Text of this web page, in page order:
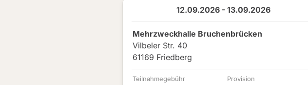
12.09.2026 - 13.09.2026
Mehrzweckhalle Bruchenbrücken
Vilbeler Str. 40
61169 Friedberg
Teilnahmegebühr Provision